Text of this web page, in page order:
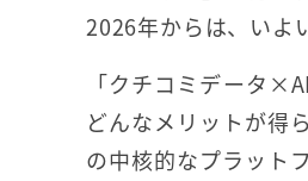
2026年からは、いよ
「クチコミデータ
どんなメリットが得
の中核的なプラット